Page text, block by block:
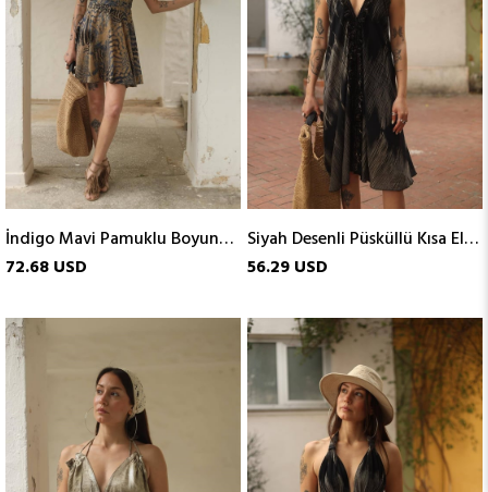
İndigo Mavi Pamuklu Boyundan Bağlamalı Kısa Elbise
72.68 USD
Siyah Desenli Püsküllü Kısa Elbise
56.29 USD